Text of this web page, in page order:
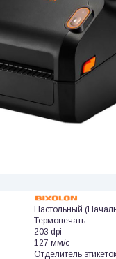
Настольный
Термопечать
203 dpi
127 мм/с
Отделитель